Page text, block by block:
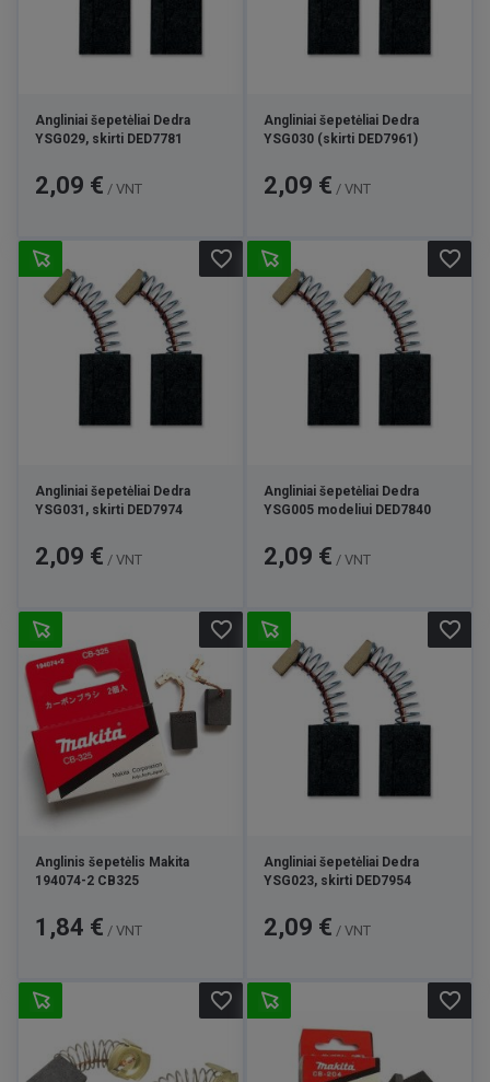
Angliniai šepetėliai Dedra
YSG029, skirti DED7781
Kaina
2,09 € / VNT
Angliniai šepetėliai Dedra
YSG030 (skirti DED7961)
Kaina
2,09 € / VNT
Angliniai šepetėliai Dedra
YSG031, skirti DED7974
Kaina
2,09 € / VNT
favorite_border
Angliniai šepetėliai Dedra
YSG005 modeliui DED7840
Kaina
2,09 € / VNT
favorite_border
Anglinis šepetėlis Makita
194074-2 CB325
Kaina
1,84 € / VNT
favorite_border
Angliniai šepetėliai Dedra
YSG023, skirti DED7954
Kaina
2,09 € / VNT
favorite_border
favorite_border favorite_border